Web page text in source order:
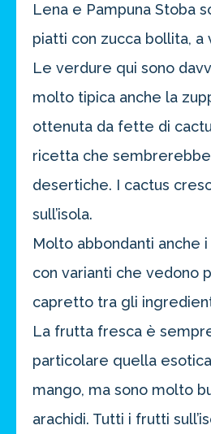
Lena e Pampuna Stoba
piatti con zucca bollita, a
Le verdure qui sono
molto tipica anche la
ottenuta da fette di
ricetta che
desertiche. I cactus
sull’isola.
Molto abbondanti anche
con varianti che vedono
capretto tra gli
La frutta fresca è
particolare quella
mango, ma sono molto
arachidi. Tutti i frutti